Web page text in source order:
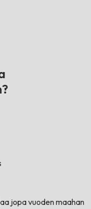
jopa vuoden maahan